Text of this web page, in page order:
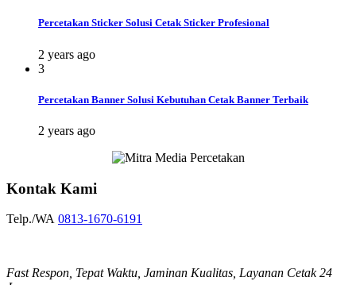
Percetakan Sticker Solusi Cetak Sticker Profesional
2 years ago
3
Percetakan Banner Solusi Kebutuhan Cetak Banner Terbaik
2 years ago
Kontak Kami
Telp./WA 0813-1670-6191
Fast Respon, Tepat Waktu, Jaminan Kualitas, Layanan Cetak 24